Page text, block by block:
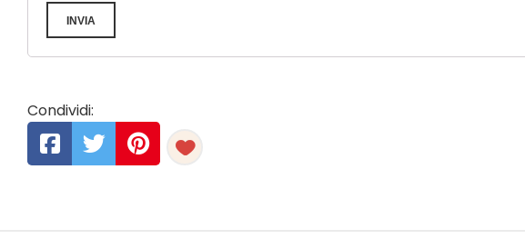
INVIA
Condividi: